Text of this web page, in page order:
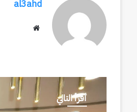
al3ahd
أقرأ التالي